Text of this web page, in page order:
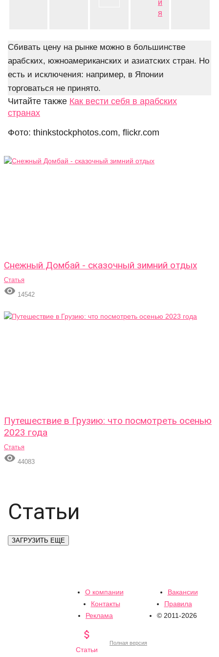
и
я
Сбивать цену на рынке можно в большинстве
арабских, южноамериканских и азиатских стран. Но
есть и исключения: например, в Японии
торговаться не принято.
Читайте также Как вести себя в арабских
странах
Фото: thinkstockphotos.com, flickr.com
Снежный Домбай - сказочный зимний отдых
Статья
 14542
Путешествие в Грузию: что посмотреть осенью
2023 года
Статья
 44083
Статьи
ЗАГРУЗИТЬ ЕЩЕ
О компании
Вакансии
Контакты
Правила
Реклама
© 2011-2026

Статьи
Полная версия